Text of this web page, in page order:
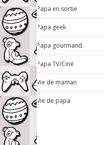
Papa en sortie
Papa geek
Papa gourmand
Papa TV/Ciné
Vie de maman
Vie de papa